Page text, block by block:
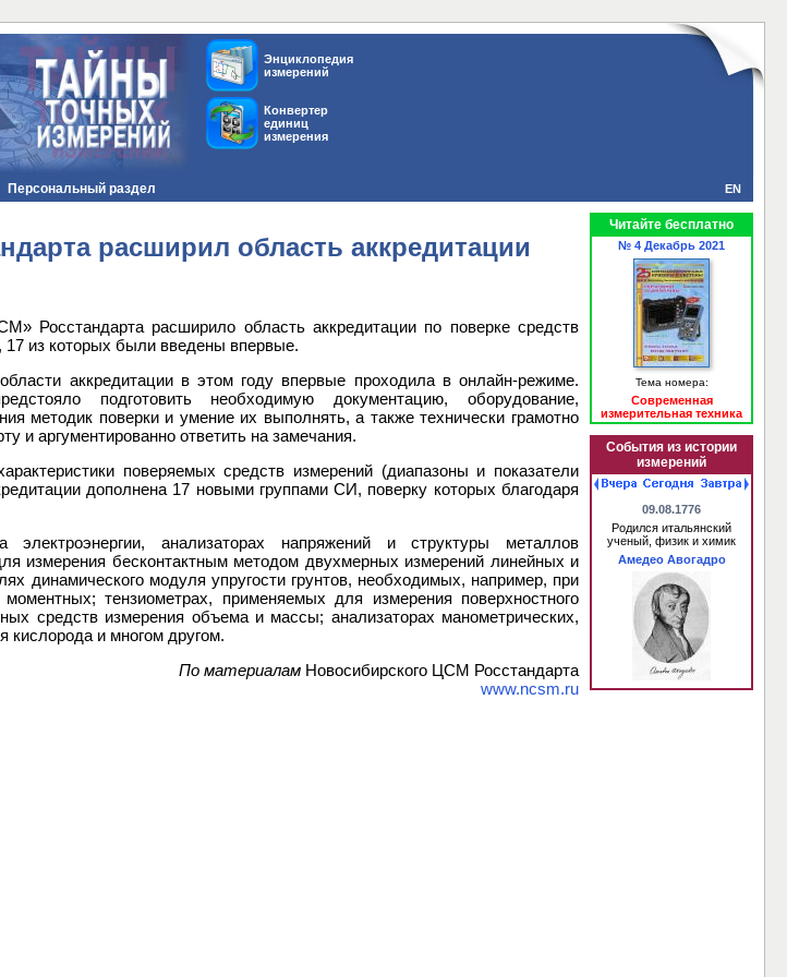
Энциклопедия
измерений
Конвертер
единиц
измерения
Персональный раздел EN
расширил область аккредитации
Росстандарта расширило область аккредитации по поверке средств
17 из которых были введены впервые.
аккредитации в этом году впервые проходила в онлайн-режиме.
подготовить необходимую документацию, оборудование,
методик поверки и умение их выполнять, а также технически грамотно
и аргументированно ответить на замечания.
поверяемых средств измерений (диапазоны и показатели
дополнена 17 новыми группами СИ, поверку которых благодаря
анализаторах напряжений и структуры металлов
измерения бесконтактным методом двухмерных измерений линейных и
динамического модуля упругости грунтов, необходимых, например, при
моментных; тензиометрах, применяемых для измерения поверхностного
средств измерения объема и массы; анализаторах манометрических,
кислорода и многом другом.
По материалам Новосибирского ЦСМ Росстандарта
www.ncsm.ru
Читайте бесплатно
№ 4 Декабрь 2021
Тема номера:
Современная
измерительная техника
События из истории
измерений
09.08.1776
Родился итальянский
ученый, физик и химик
Амедео Авогадро